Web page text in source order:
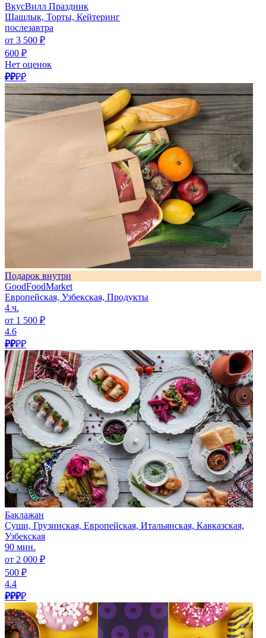
ВкусВилл Праздник
Шашлык, Торты, Кейтеринг
послезавтра
от 3 500 ₽
600 ₽
Нет оценок
₽₽₽₽
Подарок внутри
GoodFoodMarket
Европейская, Узбекская, Продукты
4 ч.
от 1 500 ₽
4.6
₽₽₽₽
Баклажан
Суши, Грузинская, Европейская, Итальянская, Кавказская,
Узбекская
90 мин.
от 2 000 ₽
500 ₽
4.4
₽₽₽₽